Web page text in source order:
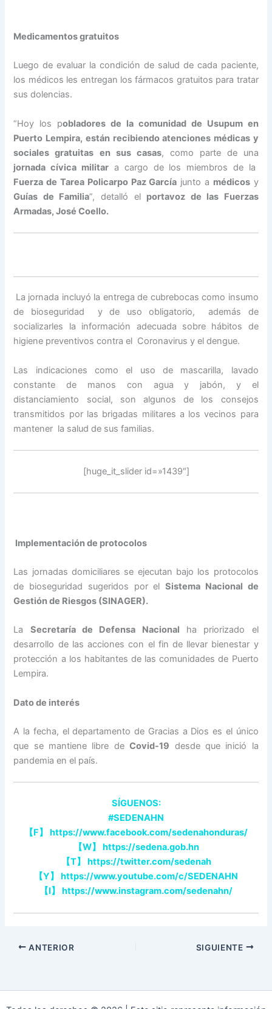
Medicamentos gratuitos
Luego de evaluar la condición de salud de cada paciente,
los médicos les entregan los fármacos gratuitos para tratar
sus dolencias.
“Hoy los pobladores de la comunidad de Usupum en
Puerto Lempira, están recibiendo atenciones médicas y
sociales gratuitas en sus casas, como parte de una
jornada cívica militar a cargo de los miembros de la
Fuerza de Tarea Policarpo Paz García junto a médicosy
Guías de Familia”, detalló el portavoz de las Fuerzas
Armadas, José Coello.
La jornada incluyó la entrega de cubrebocas como insumo
de bioseguridad y de uso obligatorio, además de
socializarles la información adecuada sobre hábitos de
higiene preventivos contra el Coronavirus y el dengue.
Las indicaciones como el uso de mascarilla, lavado
constante de manos con agua y jabón, y el
distanciamiento social, son algunos de los consejos
transmitidos por las brigadas militares a los vecinos para
mantener la salud de sus familias.
[huge_it_slider id=»1439″]
Implementación de protocolos
Las jornadas domiciliares se ejecutan bajo los protocolos
de bioseguridad sugeridos por elSistema Nacional de
Gestión de Riesgos (SINAGER).
La Secretaría de Defensa Nacional ha priorizado el
desarrollo de las acciones con el fin de llevar bienestar y
protección a los habitantes de las comunidades de Puerto
Lempira.
Dato de interés
A la fecha, el departamento de Gracias a Dios es el único
que se mantiene libre deCovid-19 desde que inició la
pandemia en el país.
SÍGUENOS:
#SEDENAHN
【F】
https://www.facebook.com/sedenahonduras/
【W】
https://sedena.gob.hn
【T】
https://twitter.com/sedenah
【Y】
https://www.youtube.com/c/SEDENAHN
【I】 https://www.instagram.com/sedenahn/
ANTERIOR SIGUIENTE